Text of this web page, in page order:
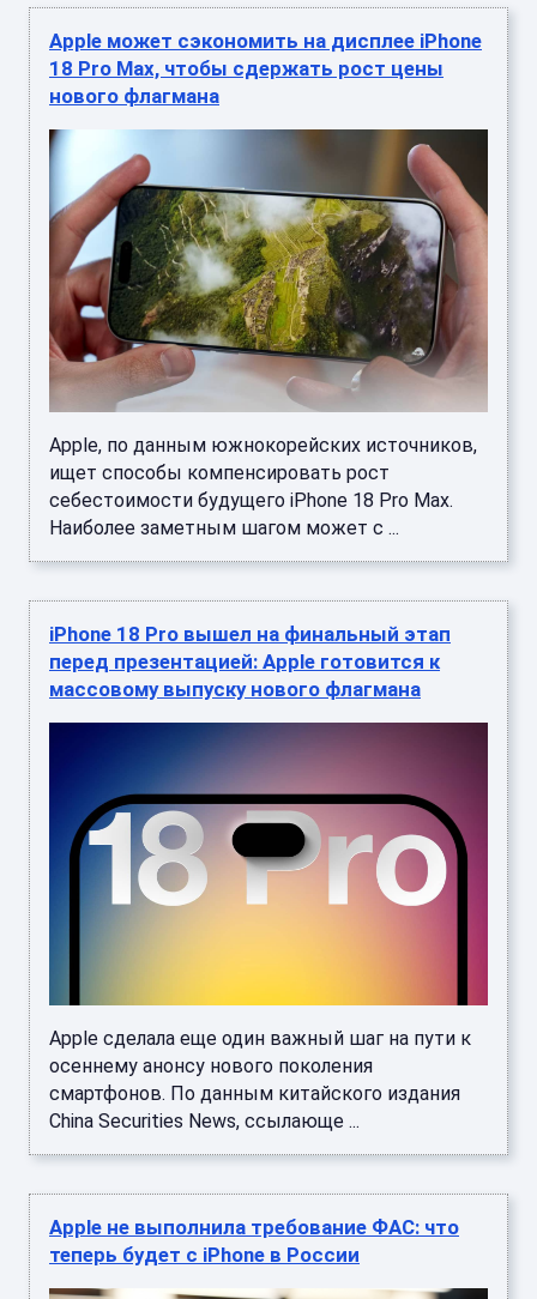
Apple может сэкономить на дисплее iPhone
18 Pro Max, чтобы сдержать рост цены
нового флагмана
Apple, по данным южнокорейских источников,
ищет способы компенсировать рост
себестоимости будущего iPhone 18 Pro Max.
Наиболее заметным шагом может с ...
iPhone 18 Pro вышел на финальный этап
перед презентацией: Apple готовится к
массовому выпуску нового флагмана
Apple сделала еще один важный шаг на пути к
осеннему анонсу нового поколения
смартфонов. По данным китайского издания
China Securities News, ссылающе ...
Apple не выполнила требование ФАС: что
теперь будет с iPhone в России